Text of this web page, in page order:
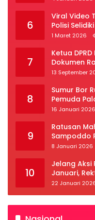
6
Viral Video
Polisi
Subsidi di
1 Maret 2026
7
Ketua
Dokumen
2025
13 September
8
Sumur Bor
Pemuda
16 Januari 2026
9
Ratusan
Sampoddo
Provinsi
8 Januari 2026
10
Jelang Aksi
Januari,
Liburkan
22 Januari